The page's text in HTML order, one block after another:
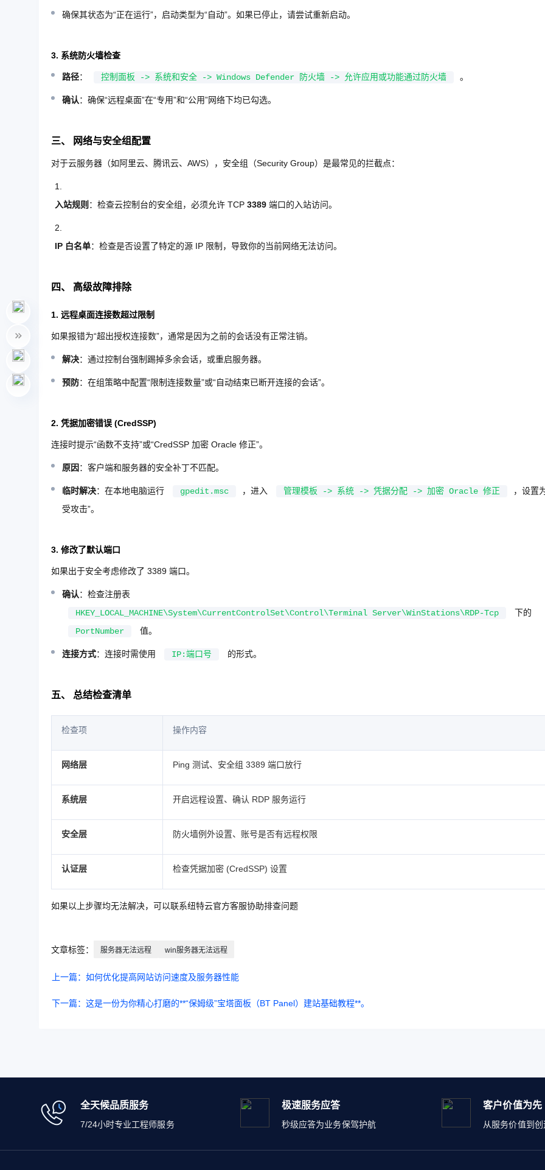
确保其状态为“正在运行”，启动类型为“自动”。如果已停止，请尝试重新启动。
3. 系统防火墙检查
路径： 控制面板 -> 系统和安全 -> Windows Defender 防火墙 -> 允许应用或功能通过防火墙 。
确认：确保“远程桌面”在“专用”和“公用”网络下均已勾选。
三、 网络与安全组配置
对于云服务器（如阿里云、腾讯云、AWS），安全组（Security Group）是最常见的拦截点：
入站规则 ：检查云控制台的安全组，必须允许 TCP 3389 端口的入站访问。
IP 白名单：检查是否设置了特定的源 IP 限制，导致你的当前网络无法访问。
四、 高级故障排除
1. 远程桌面连接数超过限制
如果报错为“超出授权连接数”，通常是因为之前的会话没有正常注销。
解决：通过控制台强制踢掉多余会话，或重启服务器。
预防：在组策略中配置“限制连接数量”或“自动结束已断开连接的会话”。
2. 凭据加密错误 (CredSSP)
连接时提示“函数不支持”或“CredSSP 加密 Oracle 修正”。
原因 ：客户端和服务器的安全补丁不匹配。
临时解决：在本地电脑运行 gpedit.msc ，进入 管理模板 -> 系统 -> 凭据分配 -> 加密 Oracle 修正
，设置
受攻击”。
3. 修改了默认端口
如果出于安全考虑修改了 3389 端口。
确认：检查注册表
HKEY_LOCAL_MACHINE\System\CurrentControlSet\Control\Terminal Server\WinStations\RDP-Tcp
下的
PortNumber
值。
连接方式：连接时需使用 IP:端口号 的形式。
五、 总结检查清单
检查项 操作内容
网络层 Ping 测试、安全组 3389 端口放行
系统层 开启远程设置、确认 RDP 服务运行
安全层 防火墙例外设置、账号是否有远程权限
认证层 检查凭据加密 (CredSSP) 设置
如果以上步骤均无法解决，可以联系纽特云官方客服协助排查问题
文章标签： 服务器无法远程 win服务器无法远程
上一篇：如何优化提高网站访问速度及服务器性能
下一篇：这是一份为你精心打磨的**“保姆级”宝塔面板（BT Panel）建站基础教程**。
全天候品质服务
7/24小时专业工程师服务
极速服务应答
秒级应答为业务保驾护航
客户价值为先
从服务价值到